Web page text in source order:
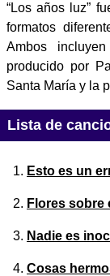
“Los años luz”
formatos
Ambos
producido por
Santa María y la
Lista de
Esto es un
Flores sobre
Nadie es
Cosas